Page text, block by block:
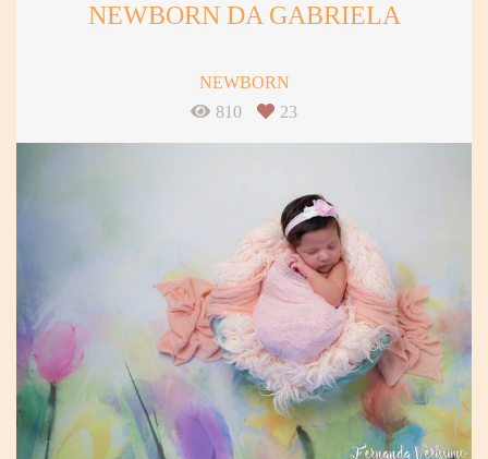
NEWBORN DA GABRIELA
NEWBORN
810
23